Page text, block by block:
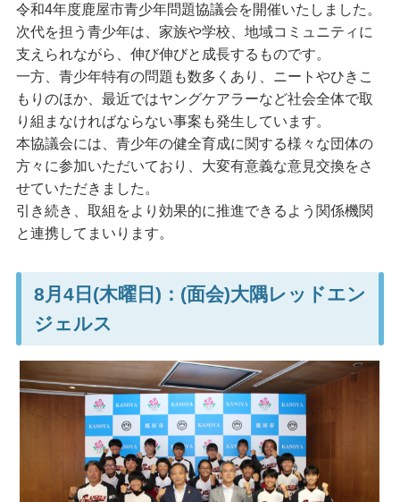
令和4年度鹿屋市青少年問題協議会を開催いたしました。
次代を担う青少年は、家族や学校、地域コミュニティに
支えられながら、伸び伸びと成長するものです。
一方、青少年特有の問題も数多くあり、ニートやひきこ
もりのほか、最近ではヤングケアラーなど社会全体で取
り組まなければならない事案も発生しています。
本協議会には、青少年の健全育成に関する様々な団体の
方々に参加いただいており、大変有意義な意見交換をさ
せていただきました。
引き続き、取組をより効果的に推進できるよう関係機関
と連携してまいります。
8月4日(木曜日)：(面会)大隅レッドエン
ジェルス